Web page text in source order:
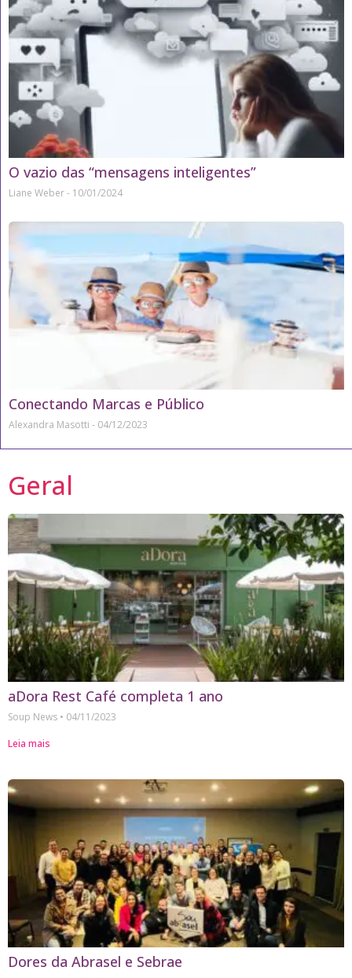
O vazio das “mensagens inteligentes”
Liane Weber 10/01/2024
Conectando Marcas e Público
Alexandra Masotti 04/12/2023
Geral
aDora Rest Café completa 1 ano
Soup News
04/11/2023
Leia mais
Dores da Abrasel e Sebrae